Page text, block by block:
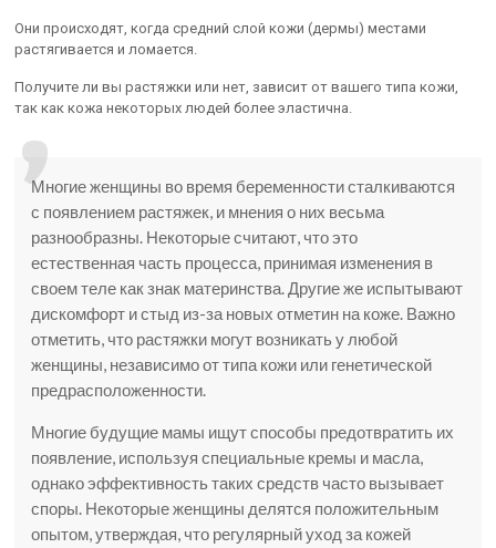
Они происходят, когда средний слой кожи (дермы) местами
растягивается и ломается.
Получите ли вы растяжки или нет, зависит от вашего типа кожи,
так как кожа некоторых людей более эластична.
Многие женщины во время беременности сталкиваются
с появлением растяжек, и мнения о них весьма
разнообразны. Некоторые считают, что это
естественная часть процесса, принимая изменения в
своем теле как знак материнства. Другие же испытывают
дискомфорт и стыд из-за новых отметин на коже. Важно
отметить, что растяжки могут возникать у любой
женщины, независимо от типа кожи или генетической
предрасположенности.
Многие будущие мамы ищут способы предотвратить их
появление, используя специальные кремы и масла,
однако эффективность таких средств часто вызывает
споры. Некоторые женщины делятся положительным
опытом, утверждая, что регулярный уход за кожей